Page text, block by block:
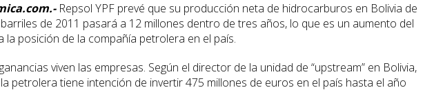
Repsol YPF prevé que su producción neta de hidrocarburos en Bolivia de
de 2011 pasará a 12 millones dentro de tres años, lo que es un aumento del
la posición de la compañía petrolera en el país.
viven las empresas. Según el director de la unidad de “upstream” en Bolivia,
la petrolera tiene intención de invertir 475 millones de euros en el país hasta el año